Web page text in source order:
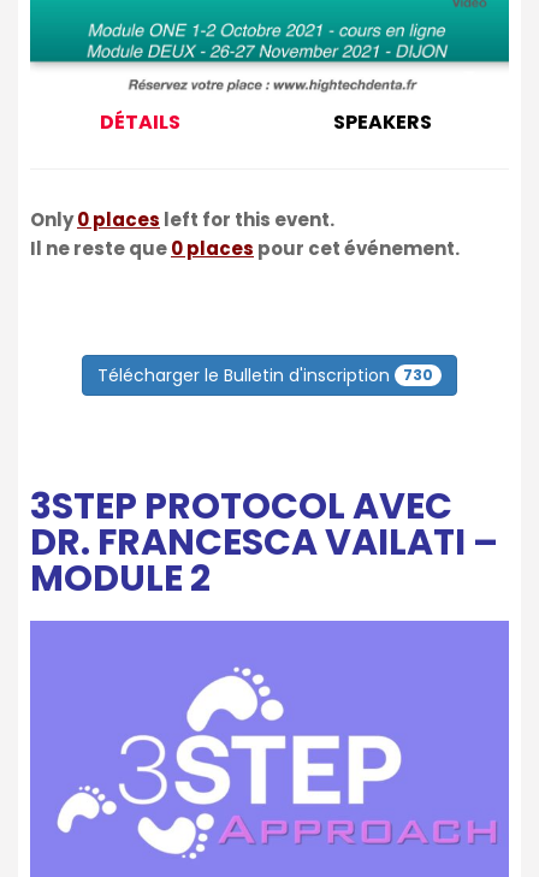
DÉTAILS SPEAKERS
Only0 places left for this event.
Il ne reste que0 places pour cet événement.
Télécharger le Bulletin d'inscription 730
3STEP PROTOCOL AVEC
DR. FRANCESCA VAILATI –
MODULE 2